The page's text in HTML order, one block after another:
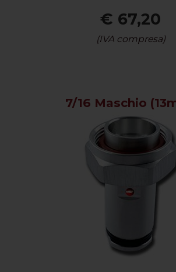
€ 67,20
(IVA compresa)
7/16 Maschio